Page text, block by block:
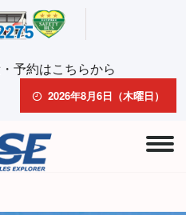
予約はこちらから
2026年8月6日（木曜日）